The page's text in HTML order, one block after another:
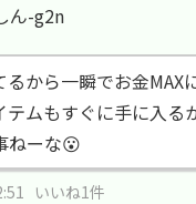
ん-g2n
るから一瞬でお金MAX
テムもすぐに手に入る
ねーな😮
いいね1件